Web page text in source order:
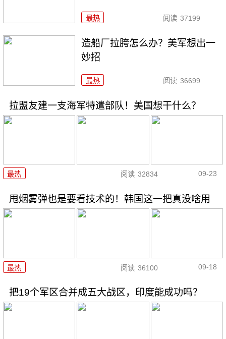
最热 阅读 37199
造船厂拉胯怎么办？美军想出一
妙招
最热 阅读 36699
拉盟友建一支海军特遣部队！美国想干什么？
最热 阅读 32834 09-23
甩烟雾弹也是要看技术的！韩国这一把真没啥用
最热 阅读 36100 09-18
把19个军区合并成五大战区，印度能成功吗？